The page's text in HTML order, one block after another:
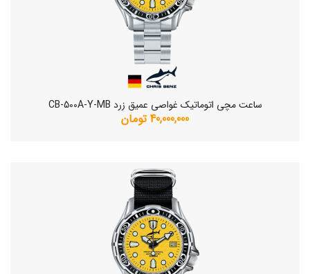
ساعت مچی اتوماتیک غواصی عمیق زرد CB-500A-Y-MB
40,000,000 تومان